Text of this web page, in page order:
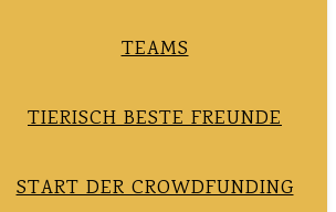
TEAMS
TIERISCH BESTE FREUNDE
START DER CROWDFUNDING